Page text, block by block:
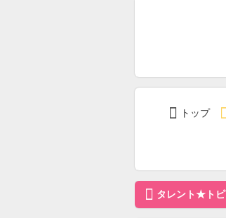
 トップ 
 タレント★トピ